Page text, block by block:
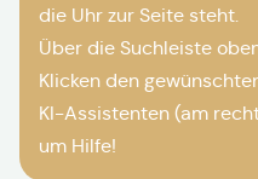
die Uhr zur Seite steht.
Über die Suchleiste
Klicken den
KI-Assistenten (am
um Hilfe!